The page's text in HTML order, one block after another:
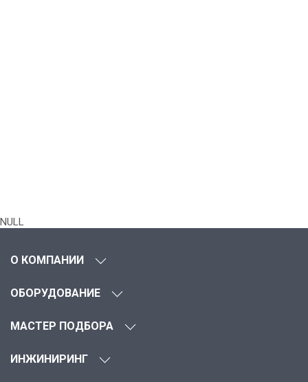
NULL
О КОМПАНИИ
ОБОРУДОВАНИЕ
МАСТЕР ПОДБОРА
ИНЖИНИРИНГ